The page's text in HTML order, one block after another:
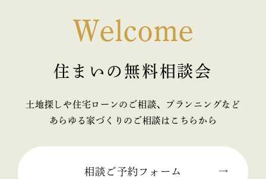
Welcome
住まいの無料相談会
土地探しや住宅ローンのご相談、プランニングなど
あらゆる家づくりのご相談はこちらから
相談ご予約フォーム